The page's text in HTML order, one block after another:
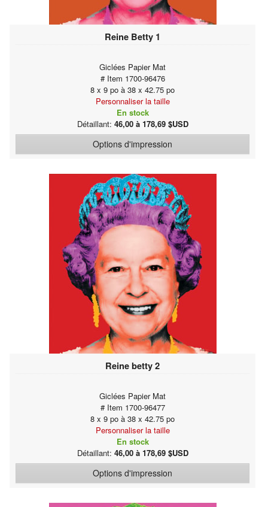
Reine Betty 1
Giclées Papier Mat
# Item 1700-96476
8 x 9 po à 38 x 42.75 po
Personnaliser la taille
En stock
Détaillant: 46,00 à 178,69 $USD
Options d'impression
Reine betty 2
Giclées Papier Mat
# Item 1700-96477
8 x 9 po à 38 x 42.75 po
Personnaliser la taille
En stock
Détaillant: 46,00 à 178,69 $USD
Options d'impression